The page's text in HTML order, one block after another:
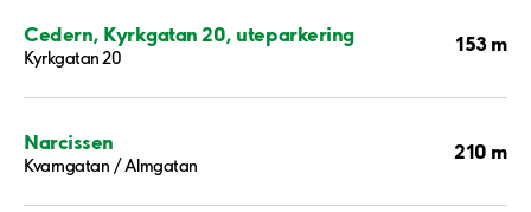
Cedern, Kyrkgatan 20, uteparkering
Kyrkgatan 20
153 m
Narcissen
Kvarngatan / Almgatan
210 m